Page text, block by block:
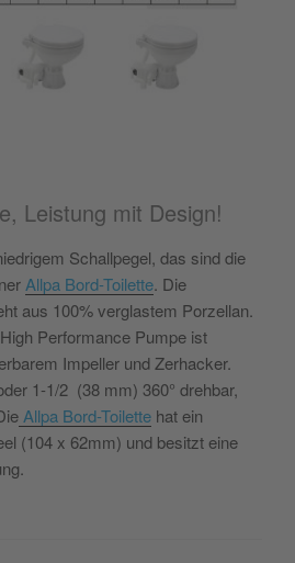
Leistung mit Design!
Schallpegel, das sind die
Allpa Bord-Toilette. Die
aus 100% verglastem Porzellan.
Performance Pumpe ist
Impeller und Zerhacker.
1-1/2 (38 mm) 360° drehbar,
Allpa Bord-Toilette hat ein
(104 x 62mm) und besitzt eine